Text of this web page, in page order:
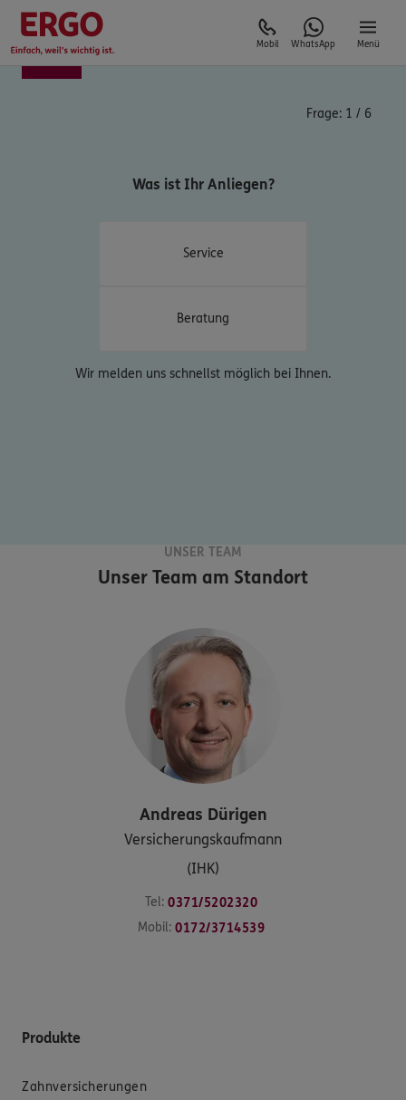
Mobil WhatsApp Menü
Frage: 1 / 6
Was ist Ihr Anliegen?
Service
Beratung
Wir melden uns schnellst möglich bei Ihnen.
UNSER TEAM
Unser Team am Standort
Andreas Dürigen
Versicherungskaufmann
(IHK)
Tel: 0371/5202320
Mobil: 0172/3714539
Produkte
Zahnversicherungen